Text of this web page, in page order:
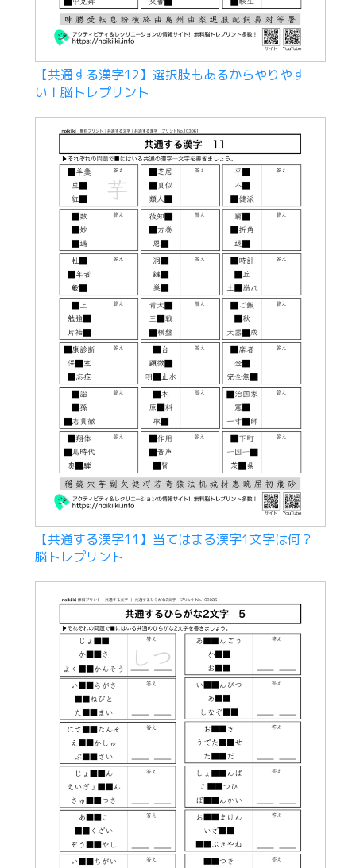
【共通する漢字12】選択肢もあるからやりやす
い！脳トレプリント
【共通する漢字11】当てはまる漢字1文字は何？
脳トレプリント